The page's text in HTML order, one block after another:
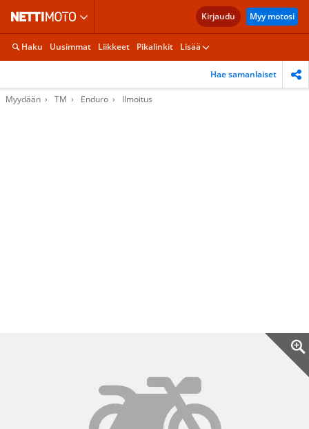
Kirjaudu Myy motosi
Haku Uusimmat Liikkeet Pikalinkit Lisää
Hae samanlaiset
Myydään TM Enduro Ilmoitus